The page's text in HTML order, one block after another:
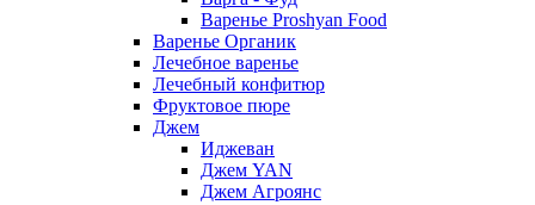
Варенье Proshyan Food
Варенье Органик
Лечебное варенье
Лечебный конфитюр
Фруктовое пюре
Джем
Иджеван
Джем YAN
Джем Агроянс